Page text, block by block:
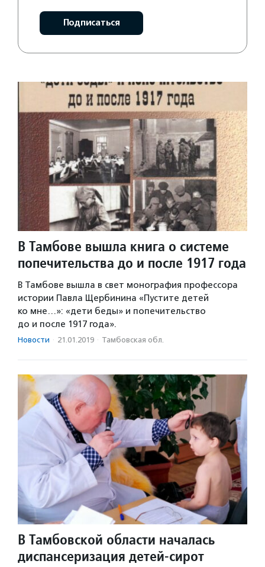
Подписаться
В Тамбове вышла книга о системе
попечительства до и после 1917 года
В Тамбове вышла в свет монография профессора
истории Павла Щербинина «Пустите детей
ко мне…»: «дети беды» и попечительство
до и после 1917 года».
Новости · 21.01.2019 · Тамбовская обл.
В Тамбовской области началась
диспансеризация детей-сирот